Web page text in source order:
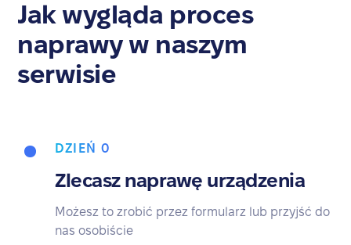
Jak wygląda proces
naprawy w naszym
serwisie
DZIEŃ 0
Zlecasz naprawę urządzenia
Możesz to zrobić przez formularz lub przyjść do
nas osobiście